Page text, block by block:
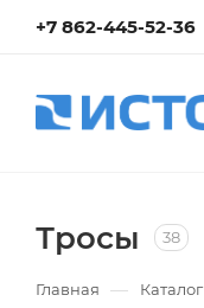
+7 862-445-52-36
Тросы 38
Главная — Каталог